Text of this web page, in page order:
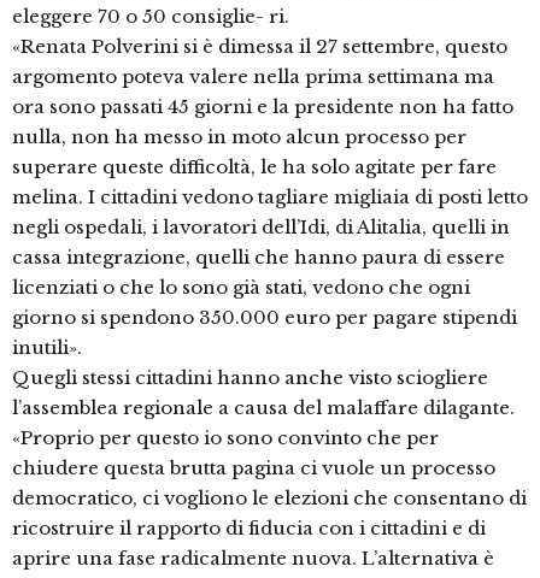
eleggere 70 o 50 consiglie- ri.
«Renata Polverini si è dimessa il 27 settembre, questo
argomento poteva valere nella prima settimana ma
ora sono passati 45 giorni e la presidente non ha fatto
nulla, non ha messo in moto alcun processo per
superare queste difficoltà, le ha solo agitate per fare
melina. I cittadini vedono tagliare migliaia di posti letto
negli ospedali, i lavoratori dell’Idi, di Alitalia, quelli in
cassa integrazione, quelli che hanno paura di essere
licenziati o che lo sono già stati, vedono che ogni
giorno si spendono 350.000 euro per pagare stipendi
inutili».
Quegli stessi cittadini hanno anche visto sciogliere
l’assemblea regionale a causa del malaffare dilagante.
«Proprio per questo io sono convinto che per
chiudere questa brutta pagina ci vuole un processo
democratico, ci vogliono le elezioni che consentano di
ricostruire il rapporto di fiducia con i cittadini e di
aprire una fase radicalmente nuova. L’alternativa è